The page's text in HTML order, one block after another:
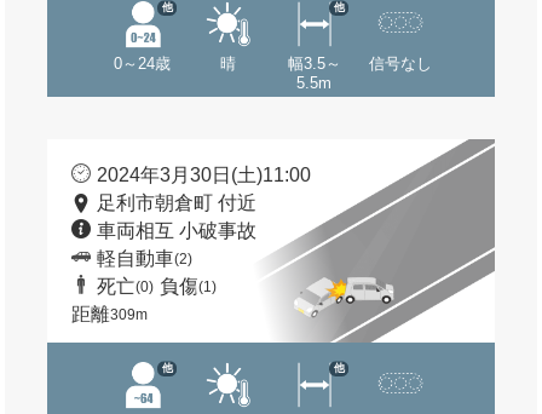
0～24歳
他
晴
幅3.5～
5.5m
他
信号なし
2024年3月30日(土)11:00
足利市朝倉町 付近
車両相互 小破事故
軽自動車(2)
死亡(0) 負傷(1)
距離309m
他 他